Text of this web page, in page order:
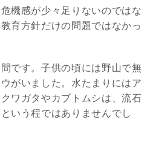
機感が少々足りないのではな
育方針だけの問題ではなかっ
です。子供の頃には野山で無
がいました。水たまりにはア
ワガタやカブトムシは、流石
いう程ではありませんでし
3